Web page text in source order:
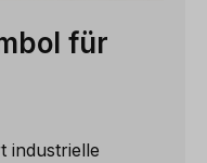
für
industrielle